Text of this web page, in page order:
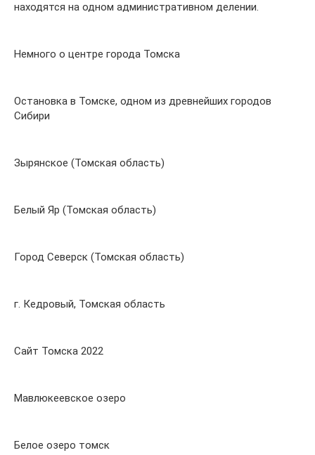
находятся на одном административном делении.
Немного о центре города Томска
Остановка в Томске, одном из древнейших городов
Сибири
Зырянское (Томская область)
Белый Яр (Томская область)
Город Северск (Томская область)
г. Кедровый, Томская область
Сайт Томска 2022
Мавлюкеевское озеро
Белое озеро томск